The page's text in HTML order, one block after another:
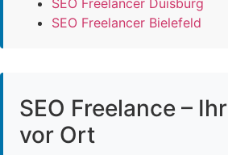
SEO Freelancer Duisburg
SEO Freelancer Bielefeld
SEO Freelance –
vor Ort